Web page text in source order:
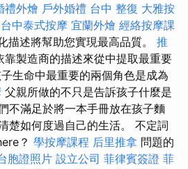
禮外燴 戶外婚禮 台中 整復 大雅按
台中泰式按摩 宜蘭外燴 經絡按摩課
描述將幫助您實現最高品質。 推
靠製造商的描述來從中提取最重要
生命中最重要的兩個角色是成為
父親所做的不只是告訴孩子什麼是
不滿足於將一本手冊放在孩子麵
楚如何度過自己的生活。 不定詞
？ 學按摩課程 后里推拿 問題的
胞證照片 設立公司 菲律賓簽證 菲